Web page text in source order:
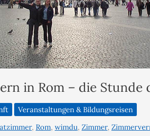
in Rom – die Stunde
Veranstaltungen & Bildungsreisen
, Rom, wimdu, Zimmer,